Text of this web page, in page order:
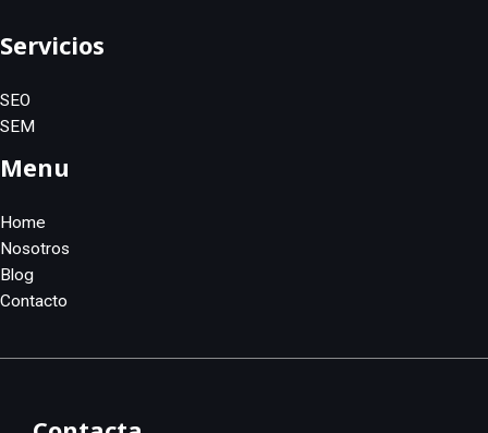
Servicios
SEO
SEM
Menu
Home
Nosotros
Blog
Contacto